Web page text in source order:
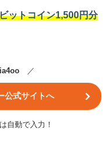
ットコイン1,500円分
／
公式サイトへ
自動で入力！